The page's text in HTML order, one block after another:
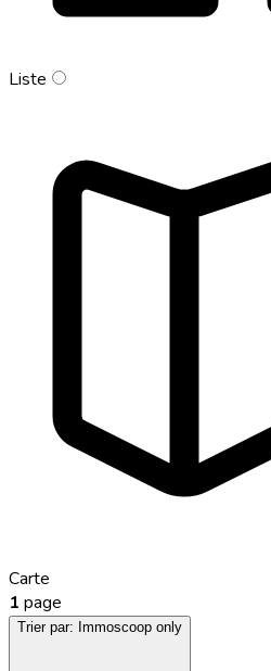
Liste
Carte
1 page
Trier par: Immoscoop only